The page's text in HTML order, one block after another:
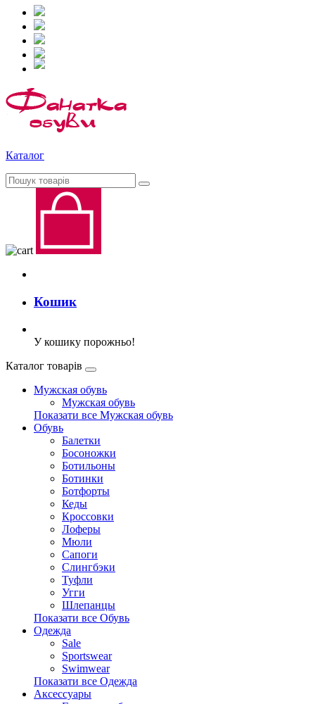
Каталог
Кошик
У кошику порожньо!
Каталог товарів
Мужская обувь
Мужская обувь
Показати все Мужская обувь
Обувь
Балетки
Босоножки
Ботильоны
Ботинки
Ботфорты
Кеды
Кроссовки
Лоферы
Мюли
Сапоги
Слингбэки
Туфли
Угги
Шлепанцы
Показати все Обувь
Одежда
Sale
Sportswear
Swimwear
Показати все Одежда
Аксессуары